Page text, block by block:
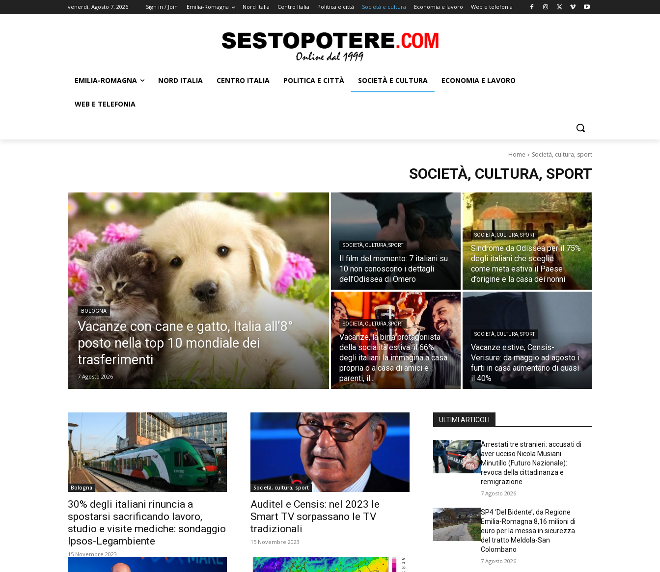
venerdì, Agosto 7, 2026 Sign in / Join Emilia-Romagna Nord Italia Centro Italia Politica e città Società e cultura Economia e lavoro Web e telefonia
EMILIA-ROMAGNA NORD ITALIA CENTRO ITALIA POLITICA E CITTÀ SOCIETÀ E CULTURA ECONOMIA E LAVORO
WEB E TELEFONIA
Home Società, cultura, sport
SOCIETÀ, CULTURA, SPORT
BOLOGNA
Vacanze con cane e gatto, Italia all’8°
posto nella top 10 mondiale dei
trasferimenti
7 Agosto 2026
SOCIETÀ, CULTURA, SPORT
Il film del momento: 7 italiani su
10 non conoscono i dettagli
dell’Odissea di Omero
SOCIETÀ, CULTURA, SPORT
Sindrome da Odissea per il 75%
degli italiani che sceglie
come meta estiva il Paese
d’origine e la casa dei nonni
SOCIETÀ, CULTURA, SPORT
Vacanze, la birra protagonista
della socialità estiva: il 66%
degli italiani la immagina a casa
propria o a casa di amici e
parenti, il...
SOCIETÀ, CULTURA, SPORT
Vacanze estive, Censis-
Verisure: da maggio ad agosto i
furti in casa aumentano di quasi
il 40%
Bologna
30% degli italiani rinuncia a
spostarsi sacrificando lavoro,
studio e visite mediche: sondaggio
Ipsos-Legambiente
15 Novembre 2023
Società, cultura, sport
Auditel e Censis: nel 2023 le
Smart TV sorpassano le TV
tradizionali
15 Novembre 2023
ULTIMI ARTICOLI
Arrestati tre stranieri: accusati di
aver ucciso Nicola Musiani.
Minutillo (Futuro Nazionale):
revoca della cittadinanza e
remigrazione
7 Agosto 2026
SP4 ‘Del Bidente’, da Regione
Emilia-Romagna 8,16 milioni di
euro per la messa in sicurezza
del tratto Meldola-San
Colombano
7 Agosto 2026